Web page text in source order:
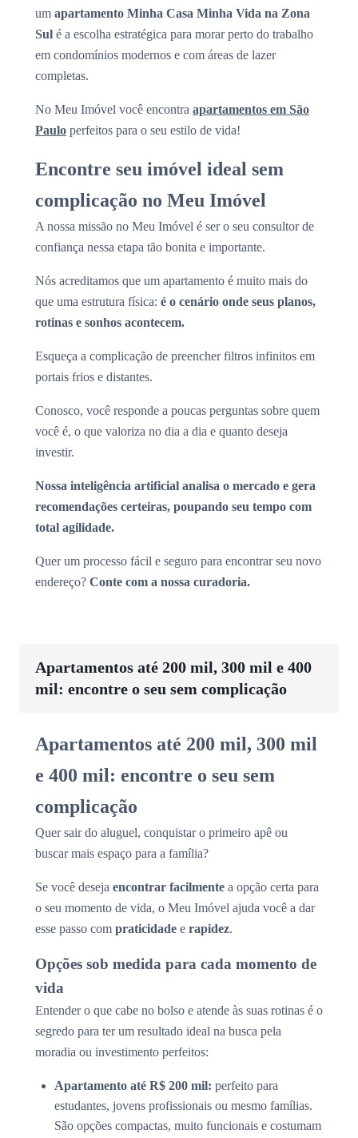
um apartamento Minha Casa Minha Vida na Zona
Sul é a escolha estratégica para morar perto do trabalho
em condomínios modernos e com áreas de lazer
completas.
No Meu Imóvel você encontra apartamentos em São
Paulo perfeitos para o seu estilo de vida!
Encontre seu imóvel ideal sem
complicação no Meu Imóvel
A nossa missão no Meu Imóvel é ser o seu consultor de
confiança nessa etapa tão bonita e importante.
Nós acreditamos que um apartamento é muito mais do
que uma estrutura física: é o cenário onde seus planos,
rotinas e sonhos acontecem.
Esqueça a complicação de preencher filtros infinitos em
portais frios e distantes.
Conosco, você responde a poucas perguntas sobre quem
você é, o que valoriza no dia a dia e quanto deseja
investir.
Nossa inteligência artificial analisa o mercado e gera
recomendações certeiras, poupando seu tempo com
total agilidade.
Quer um processo fácil e seguro para encontrar seu novo
endereço? Conte com a nossa curadoria.
Apartamentos até 200 mil, 300 mil e 400
mil: encontre o seu sem complicação
Apartamentos até 200 mil, 300 mil
e 400 mil: encontre o seu sem
complicação
Quer sair do aluguel, conquistar o primeiro apê ou
buscar mais espaço para a família?
Se você deseja encontrar facilmente a opção certa para
o seu momento de vida, o Meu Imóvel ajuda você a dar
esse passo com praticidade e rapidez.
Opções sob medida para cada momento de
vida
Entender o que cabe no bolso e atende às suas rotinas é o
segredo para ter um resultado ideal na busca pela
moradia ou investimento perfeitos:
Apartamento até R$ 200 mil: perfeito para
estudantes, jovens profissionais ou mesmo famílias.
São opções compactas, muito funcionais e costumam